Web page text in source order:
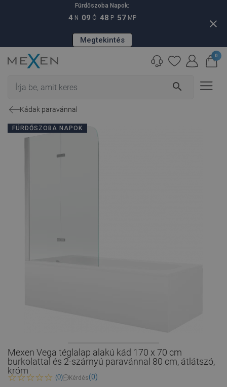
Fürdőszoba Napok:
4 N 09 Ó 48 P 56 MP
Megtekintés
close
search
0
Kádak paravánnal
FÜRDŐSZOBA NAPOK
Mexen Vega téglalap alakú kád 170 x 70 cm
burkolattal és 2-szárnyú paravánnal 80 cm, átlátszó,
króm
(0) Kérdés(0)